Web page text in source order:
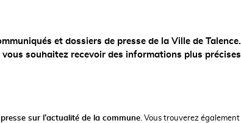
et dossiers de presse de la Ville de Talence.
souhaitez recevoir des informations plus précises
sur l’actualité de la commune. Vous trouverez également